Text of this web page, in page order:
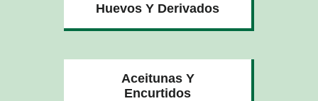
Huevos Y Derivados
Aceitunas Y
Encurtidos